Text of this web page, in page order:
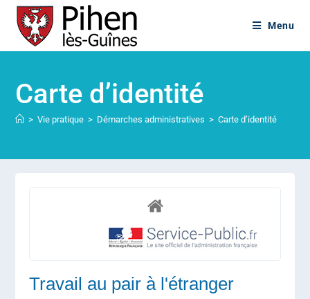
Menu
Carte d’identité
> Vie pratique > Démarches administratives > Carte d’identité
Travail au pair à l'étranger